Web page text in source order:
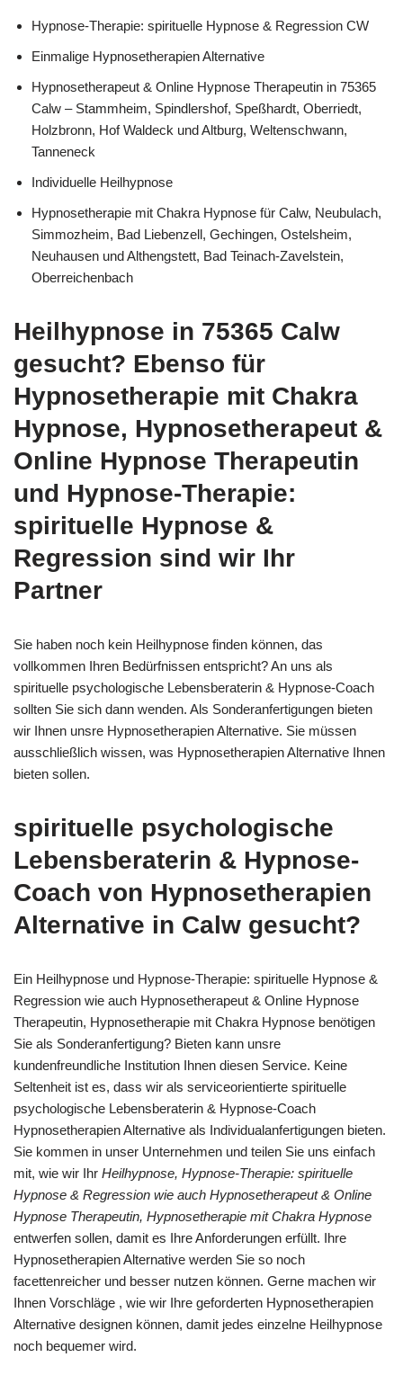
Hypnose-Therapie: spirituelle Hypnose & Regression CW
Einmalige Hypnosetherapien Alternative
Hypnosetherapeut & Online Hypnose Therapeutin in 75365
Calw – Stammheim, Spindlershof, Speßhardt, Oberriedt,
Holzbronn, Hof Waldeck und Altburg, Weltenschwann,
Tanneneck
Individuelle Heilhypnose
Hypnosetherapie mit Chakra Hypnose für Calw, Neubulach,
Simmozheim, Bad Liebenzell, Gechingen, Ostelsheim,
Neuhausen und Althengstett, Bad Teinach-Zavelstein,
Oberreichenbach
Heilhypnose in 75365 Calw
gesucht? Ebenso für
Hypnosetherapie mit Chakra
Hypnose, Hypnosetherapeut &
Online Hypnose Therapeutin
und Hypnose-Therapie:
spirituelle Hypnose &
Regression sind wir Ihr
Partner
Sie haben noch kein Heilhypnose finden können, das
vollkommen Ihren Bedürfnissen entspricht? An uns als
spirituelle psychologische Lebensberaterin & Hypnose-Coach
sollten Sie sich dann wenden. Als Sonderanfertigungen bieten
wir Ihnen unsre Hypnosetherapien Alternative. Sie müssen
ausschließlich wissen, was Hypnosetherapien Alternative Ihnen
bieten sollen.
spirituelle psychologische
Lebensberaterin & Hypnose-
Coach von Hypnosetherapien
Alternative in Calw gesucht?
Ein Heilhypnose und Hypnose-Therapie: spirituelle Hypnose &
Regression wie auch Hypnosetherapeut & Online Hypnose
Therapeutin, Hypnosetherapie mit Chakra Hypnose benötigen
Sie als Sonderanfertigung? Bieten kann unsre
kundenfreundliche Institution Ihnen diesen Service. Keine
Seltenheit ist es, dass wir als serviceorientierte spirituelle
psychologische Lebensberaterin & Hypnose-Coach
Hypnosetherapien Alternative als Individualanfertigungen bieten.
Sie kommen in unser Unternehmen und teilen Sie uns einfach
mit, wie wir Ihr Heilhypnose, Hypnose-Therapie: spirituelle
Hypnose & Regression wie auch Hypnosetherapeut & Online
Hypnose Therapeutin, Hypnosetherapie mit Chakra Hypnose
entwerfen sollen, damit es Ihre Anforderungen erfüllt. Ihre
Hypnosetherapien Alternative werden Sie so noch
facettenreicher und besser nutzen können. Gerne machen wir
Ihnen Vorschläge , wie wir Ihre geforderten Hypnosetherapien
Alternative designen können, damit jedes einzelne Heilhypnose
noch bequemer wird.